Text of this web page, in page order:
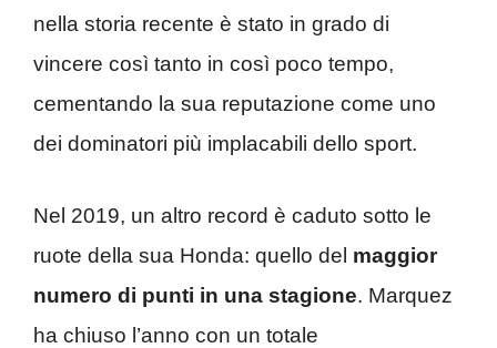
nella storia recente è stato in grado di
vincere così tanto in così poco tempo,
cementando la sua reputazione come uno
dei dominatori più implacabili dello sport.
Nel 2019, un altro record è caduto sotto le
ruote della sua Honda: quello del maggior
numero di punti in una stagione. Marquez
ha chiuso l’anno con un totale